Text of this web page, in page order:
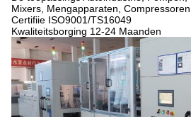
Mixers, Mengapparaten, Compressoren
Certifiie ISO9001/TS16049
Kwaliteitsborging 12-24 Maanden